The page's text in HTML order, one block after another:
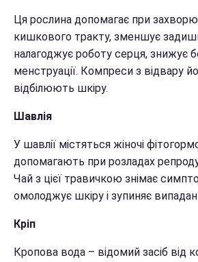
Ця рослина допомагає при
кишкового тракту, зменшує
налагоджує роботу серця, знижує
менструації. Компреси з відвару
відбілюють шкіру.
Шавлія
У шавлії містяться жіночі
допомагають при розладах
Чай з цієї травичкою знімає
омолоджує шкіру і зупиняє
Кріп
Кропова вода – відомий засіб від